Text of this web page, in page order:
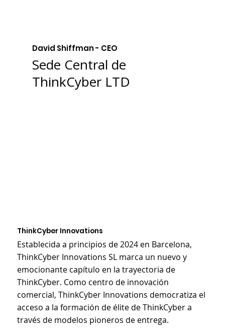
David Shiffman - CEO
Sede Central de
ThinkCyber LTD
ThinkCyber Innovations
Establecida a principios de 2024 en Barcelona,
ThinkCyber Innovations SL marca un nuevo y
emocionante capítulo en la trayectoria de
ThinkCyber. Como centro de innovación
comercial, ThinkCyber Innovations democratiza el
acceso a la formación de élite de ThinkCyber a
través de modelos pioneros de entrega.